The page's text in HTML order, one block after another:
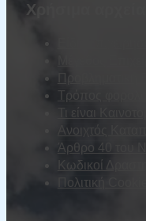
Χρήσιμα αρχεία
Τρόπος
Τι είναι
Ανοιχτός
Άρθρο 40 του
Κωδικοί
Πολιτική